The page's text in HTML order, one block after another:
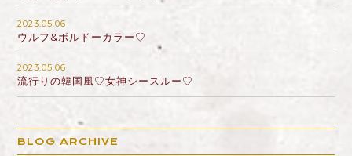
2023.05.06
ウルフ&ボルドーカラー♡
2023.05.06
流行りの韓国風♡女神シースルー♡
BLOG ARCHIVE